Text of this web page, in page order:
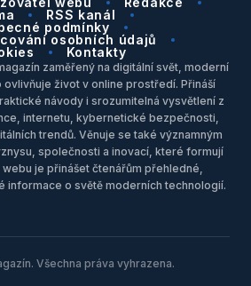
RSS kanál
podmínky
osobních údajů
Kontakty
zaměřený na digitální svět, moderní
život v online prostředí. Přináší
návody i srozumitelná vysvětlení z
internetu, kybernetické bezpečnosti,
trendů. Věnuje se také významným
společnosti a inovací, které formují
je přinášet čtenářům přehledné,
informace o světě moderních technologií.
Všechna práva vyhrazena.